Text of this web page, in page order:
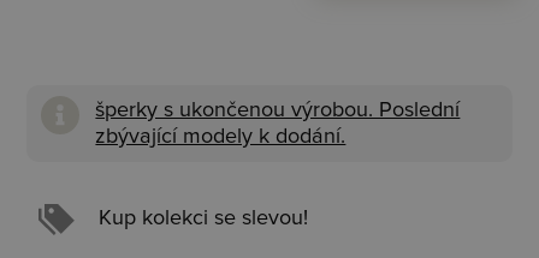
šperky s ukončenou výrobou. Poslední
zbývající modely k dodání.
Kup kolekci se slevou!